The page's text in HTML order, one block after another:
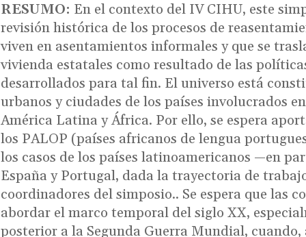
RESUMO: En el contexto del IV CIHU, este
revisión histórica de los procesos de
viven en asentamientos informales y que se
vivienda estatales como resultado de las
desarrollados para tal fin. El universo está
urbanos y ciudades de los países involucrados
América Latina y África. Por ello, se espera
los PALOP (países africanos de lengua
los casos de los países latinoamericanos —en
España y Portugal, dada la trayectoria de
coordinadores del simposio.. Se espera que las
abordar el marco temporal del siglo XX,
posterior a la Segunda Guerra Mundial, cuando,